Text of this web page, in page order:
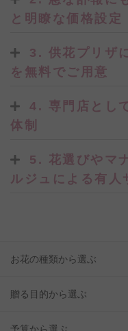
と明瞭な価格設定
3. 供花プリザ
を無料でご用意
4. 専門店とし
体制
5. 花選びやマ
ルジュによる有人
お花の種類から選ぶ
贈る目的から選ぶ